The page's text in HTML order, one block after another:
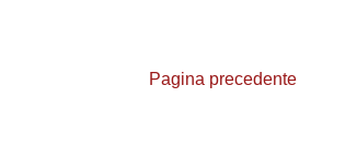
Pagina precedente